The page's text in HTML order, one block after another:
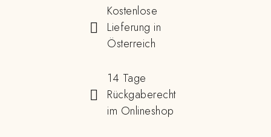
Kostenlose
Lieferung in
Österreich
14 Tage
Rückgaberecht
im Onlineshop